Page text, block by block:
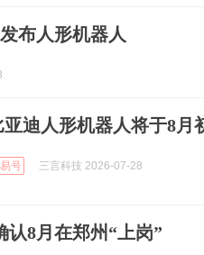
布人形机器人
亚迪人形机器人将于8月
号 三言科技 2026-07-28
认8月在郑州“上岗”